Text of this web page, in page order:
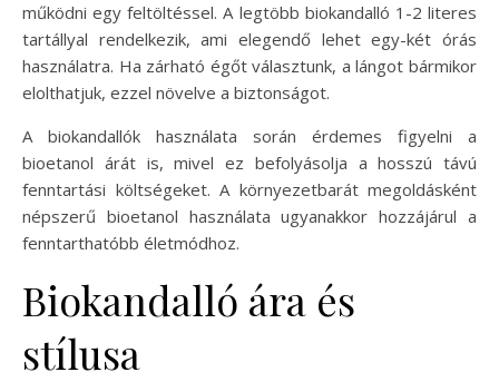
működni egy feltöltéssel. A legtöbb biokandalló 1-2 literes
tartállyal rendelkezik, ami elegendő lehet egy-két órás
használatra. Ha zárható égőt választunk, a lángot bármikor
elolthatjuk, ezzel növelve a biztonságot.
A biokandallók használata során érdemes figyelni a
bioetanol árát is, mivel ez befolyásolja a hosszú távú
fenntartási költségeket. A környezetbarát megoldásként
népszerű bioetanol használata ugyanakkor hozzájárul a
fenntarthatóbb életmódhoz.
Biokandalló ára és
stílusa